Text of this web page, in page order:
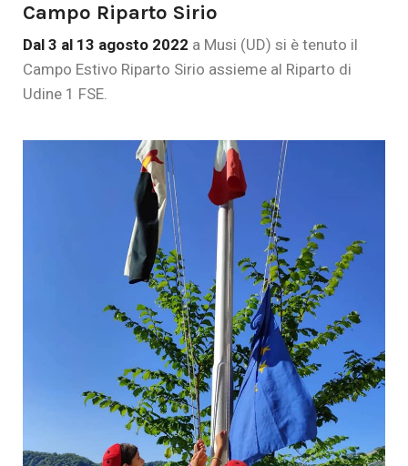
Campo Riparto Sirio
Dal 3 al 13 agosto 2022 a Musi (UD) si è tenuto il
Campo Estivo Riparto Sirio assieme al Riparto di
Udine 1 FSE.